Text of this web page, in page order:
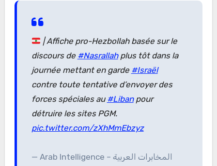
| Affiche pro-Hezbollah basée sur le
discours de #Nasrallahplus tôt dans la
journée mettant en garde #Israël
contre toute tentative d’envoyer des
forces spéciales au #Libanpour
détruire les sites PGM.
pic.twitter.com/zXhMmEbzyz
— Arab Intelligence – المخابرات العربية